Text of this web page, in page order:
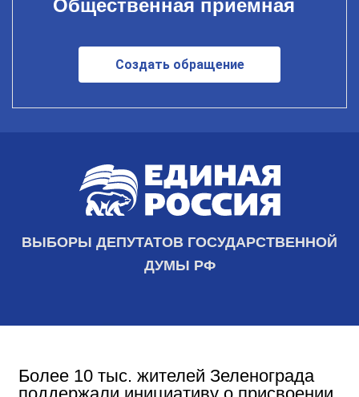
Общественная приемная
Создать обращение
ВЫБОРЫ ДЕПУТАТОВ ГОСУДАРСТВЕННОЙ
ДУМЫ РФ
Более 10 тыс. жителей Зеленограда